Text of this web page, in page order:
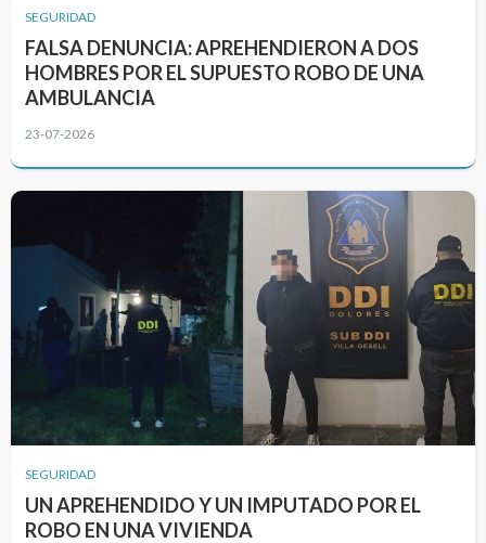
SEGURIDAD
FALSA DENUNCIA: APREHENDIERON A DOS
HOMBRES POR EL SUPUESTO ROBO DE UNA
AMBULANCIA
23-07-2026
SEGURIDAD
UN APREHENDIDO Y UN IMPUTADO POR EL
ROBO EN UNA VIVIENDA